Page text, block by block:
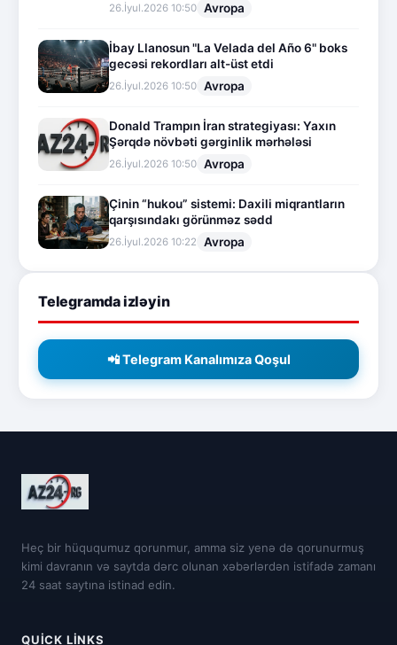
26.İyul.2026 10:50 Avropa
İbay Llanosun "La Velada del Año 6" boks
gecəsi rekordları alt-üst etdi
26.İyul.2026 10:50 Avropa
Donald Trampın İran strategiyası: Yaxın
Şərqdə növbəti gərginlik mərhələsi
26.İyul.2026 10:50 Avropa
Çinin “hukou” sistemi: Daxili miqrantların
qarşısındakı görünməz sədd
26.İyul.2026 10:22 Avropa
Telegramda izləyin
📲 Telegram Kanalımıza Qoşul
Heç bir hüququmuz qorunmur, amma siz yenə də qorunurmuş
kimi davranın və saytda dərc olunan xəbərlərdən istifadə zamanı
24 saat saytına istinad edin.
QUICK LINKS